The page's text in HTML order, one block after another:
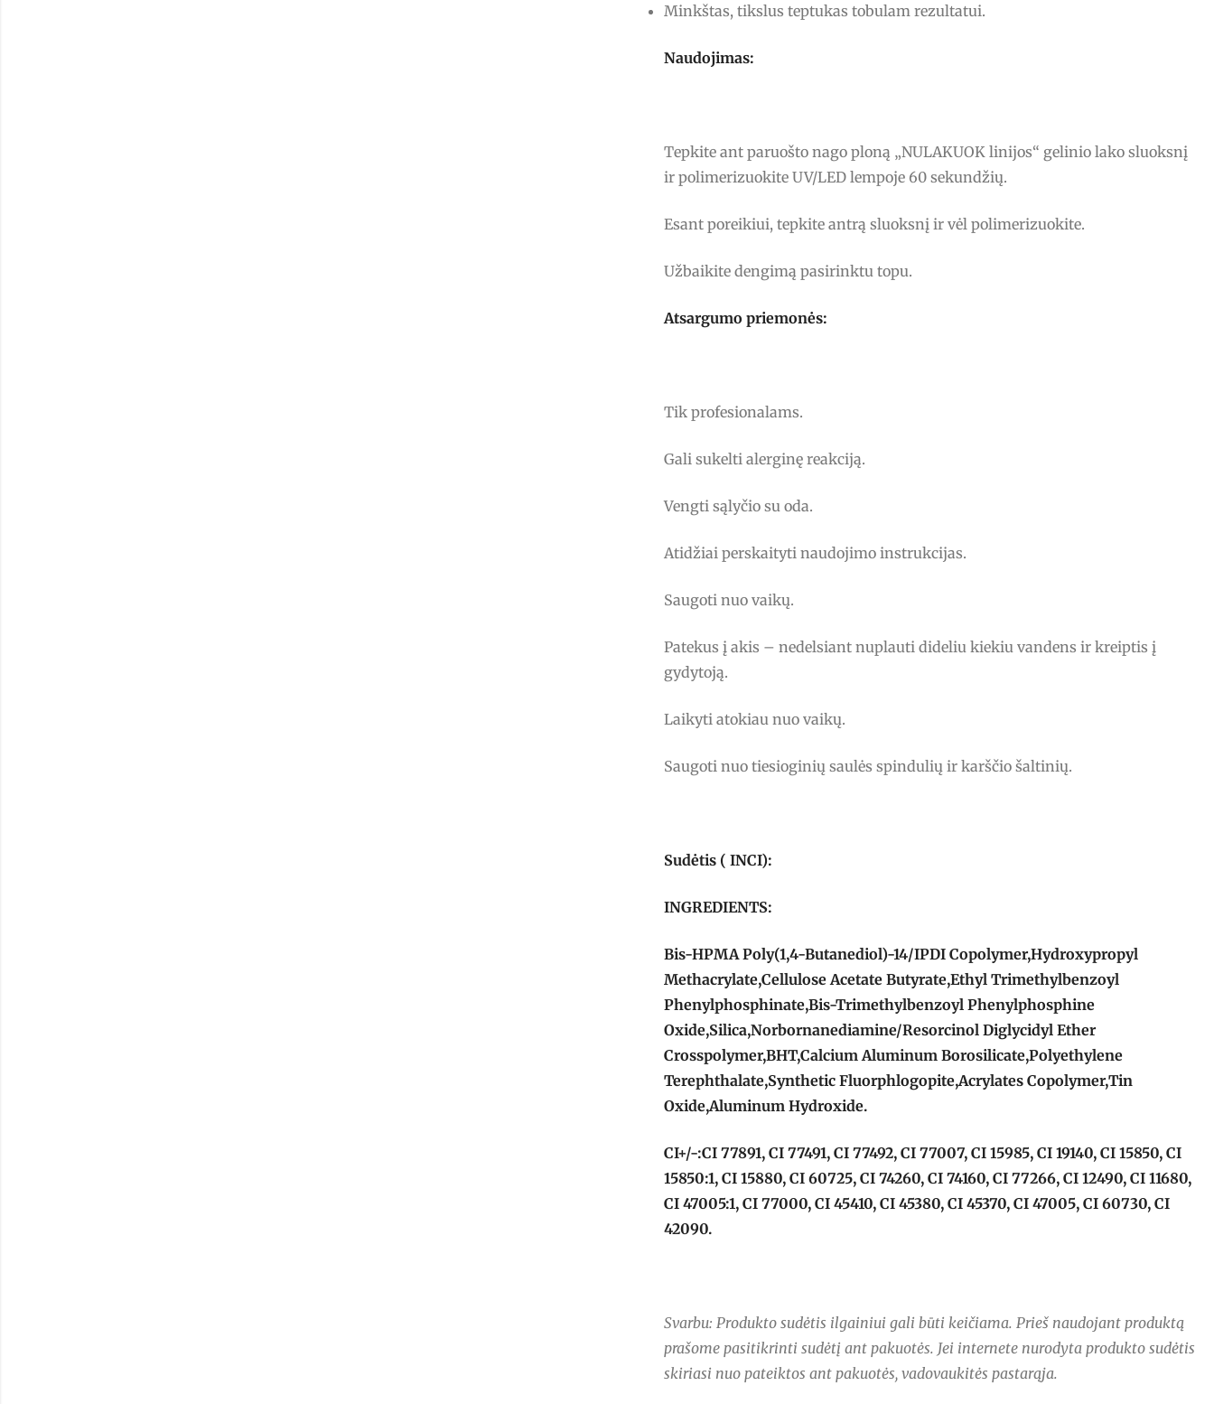
Minkštas, tikslus teptukas tobulam rezultatui.
Naudojimas:
Tepkite ant paruošto nago ploną „NULAKUOK linijos“ gelinio lako sluoksnį
ir polimerizuokite UV/LED lempoje 60 sekundžių.
Esant poreikiui, tepkite antrą sluoksnį ir vėl polimerizuokite.
Užbaikite dengimą pasirinktu topu.
Atsargumo priemonės:
Tik profesionalams.
Gali sukelti alerginę reakciją.
Vengti sąlyčio su oda.
Atidžiai perskaityti naudojimo instrukcijas.
Saugoti nuo vaikų.
Patekus į akis – nedelsiant nuplauti dideliu kiekiu vandens ir kreiptis į
gydytoją.
Laikyti atokiau nuo vaikų.
Saugoti nuo tiesioginių saulės spindulių ir karščio šaltinių.
Sudėtis ( INCI):
INGREDIENTS:
Bis-HPMA Poly(1,4-Butanediol)-14/IPDI Copolymer,Hydroxypropyl
Methacrylate,Cellulose Acetate Butyrate,Ethyl Trimethylbenzoyl
Phenylphosphinate,Bis-Trimethylbenzoyl Phenylphosphine
Oxide,Silica,Norbornanediamine/Resorcinol Diglycidyl Ether
Crosspolymer,BHT,Calcium Aluminum Borosilicate,Polyethylene
Terephthalate,Synthetic Fluorphlogopite,Acrylates Copolymer,Tin
Oxide,Aluminum Hydroxide.
CI+/-:CI 77891, CI 77491, CI 77492, CI 77007, CI 15985, CI 19140, CI 15850, CI
15850:1, CI 15880, CI 60725, CI 74260, CI 74160, CI 77266, CI 12490, CI 11680,
CI 47005:1, CI 77000, CI 45410, CI 45380, CI 45370, CI 47005, CI 60730, CI
42090.
Svarbu: Produkto sudėtis ilgainiui gali būti keičiama. Prieš naudojant produktą
prašome pasitikrinti sudėtį ant pakuotės. Jei internete nurodyta produkto sudėtis
skiriasi nuo pateiktos ant pakuotės, vadovaukitės pastarąja.